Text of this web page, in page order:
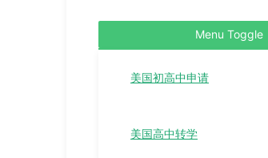
Menu Toggle
美国初高中申请
美国高中转学